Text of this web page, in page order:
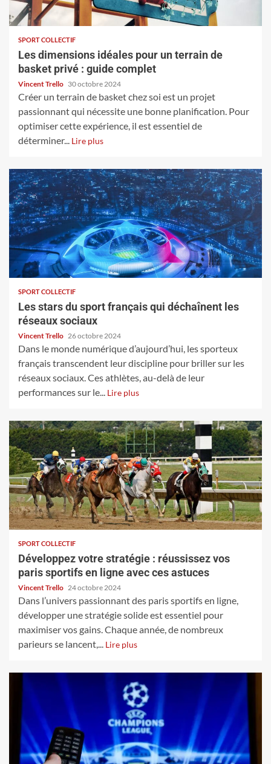
SPORT COLLECTIF
Les dimensions idéales pour un terrain de
basket privé : guide complet
Vincent Trello 30 octobre 2024
Créer un terrain de basket chez soi est un projet
passionnant qui nécessite une bonne planification. Pour
optimiser cette expérience, il est essentiel de
déterminer... Lire plus
SPORT COLLECTIF
Les stars du sport français qui déchaînent les
réseaux sociaux
Vincent Trello 26 octobre 2024
Dans le monde numérique d’aujourd’hui, les sporteux
français transcendent leur discipline pour briller sur les
réseaux sociaux. Ces athlètes, au-delà de leur
performances sur le... Lire plus
SPORT COLLECTIF
Développez votre stratégie : réussissez vos
paris sportifs en ligne avec ces astuces
Vincent Trello 24 octobre 2024
Dans l’univers passionnant des paris sportifs en ligne,
développer une stratégie solide est essentiel pour
maximiser vos gains. Chaque année, de nombreux
parieurs se lancent,... Lire plus